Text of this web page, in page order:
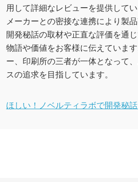
用して詳細なレビューを提供してい
メーカーとの密接な連携により製
開発秘話の取材や正直な評価を通
物語や価値をお客様に伝えていま
ー、印刷所の三者が一体となって
スの追求を目指しています。
ほしい！ノベルティラボで開発秘